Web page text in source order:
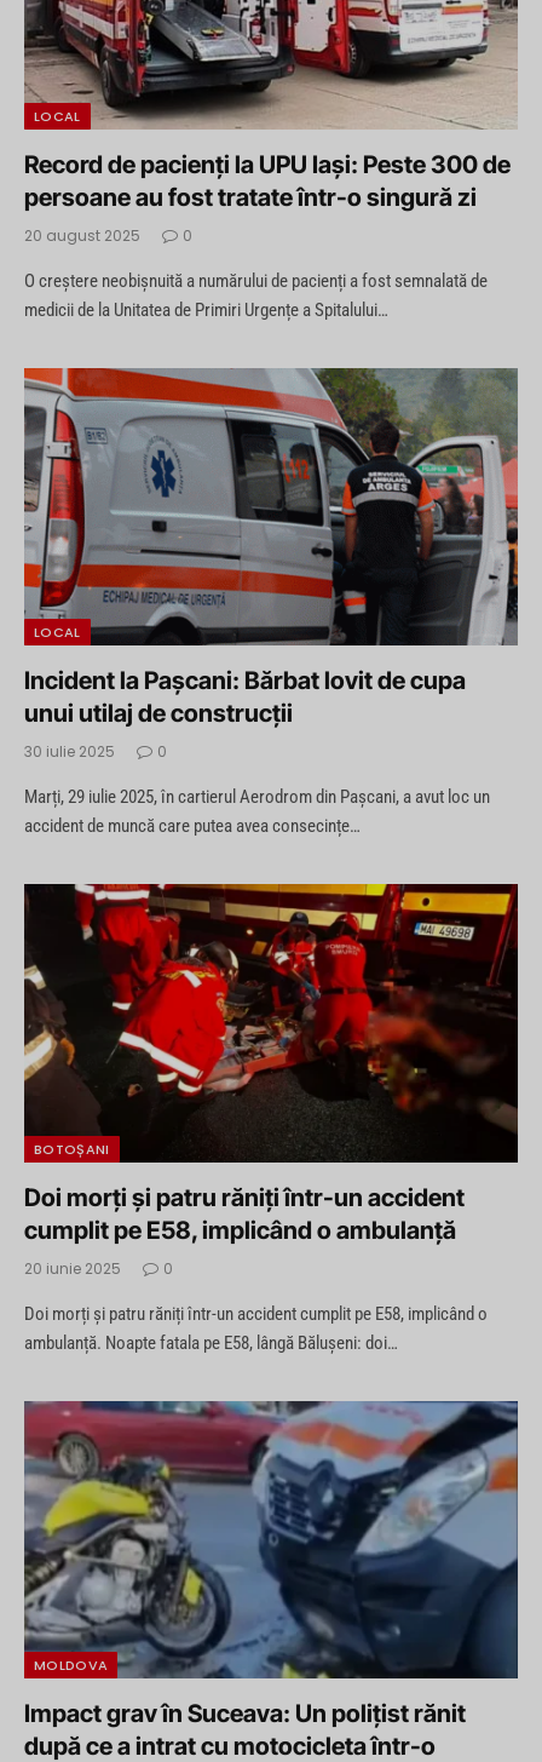
LOCAL
Record de pacienți la UPU Iași: Peste 300 de
persoane au fost tratate într-o singură zi
20 august 2025 0
O creștere neobișnuită a numărului de pacienți a fost semnalată de
medicii de la Unitatea de Primiri Urgențe a Spitalului…
LOCAL
Incident la Pașcani: Bărbat lovit de cupa
unui utilaj de construcții
30 iulie 2025 0
Marți, 29 iulie 2025, în cartierul Aerodrom din Pașcani, a avut loc un
accident de muncă care putea avea consecințe…
BOTOȘANI
Doi morți și patru răniți într-un accident
cumplit pe E58, implicând o ambulanță
20 iunie 2025 0
Doi morți și patru răniți într-un accident cumplit pe E58, implicând o
ambulanță. Noapte fatala pe E58, lângă Bălușeni: doi…
MOLDOVA
Impact grav în Suceava: Un polițist rănit
după ce a intrat cu motocicleta într-o